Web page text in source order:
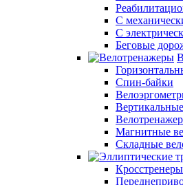
С
С
Беговые
Спин-байки
Магнитные
Складные
Кросстренеры